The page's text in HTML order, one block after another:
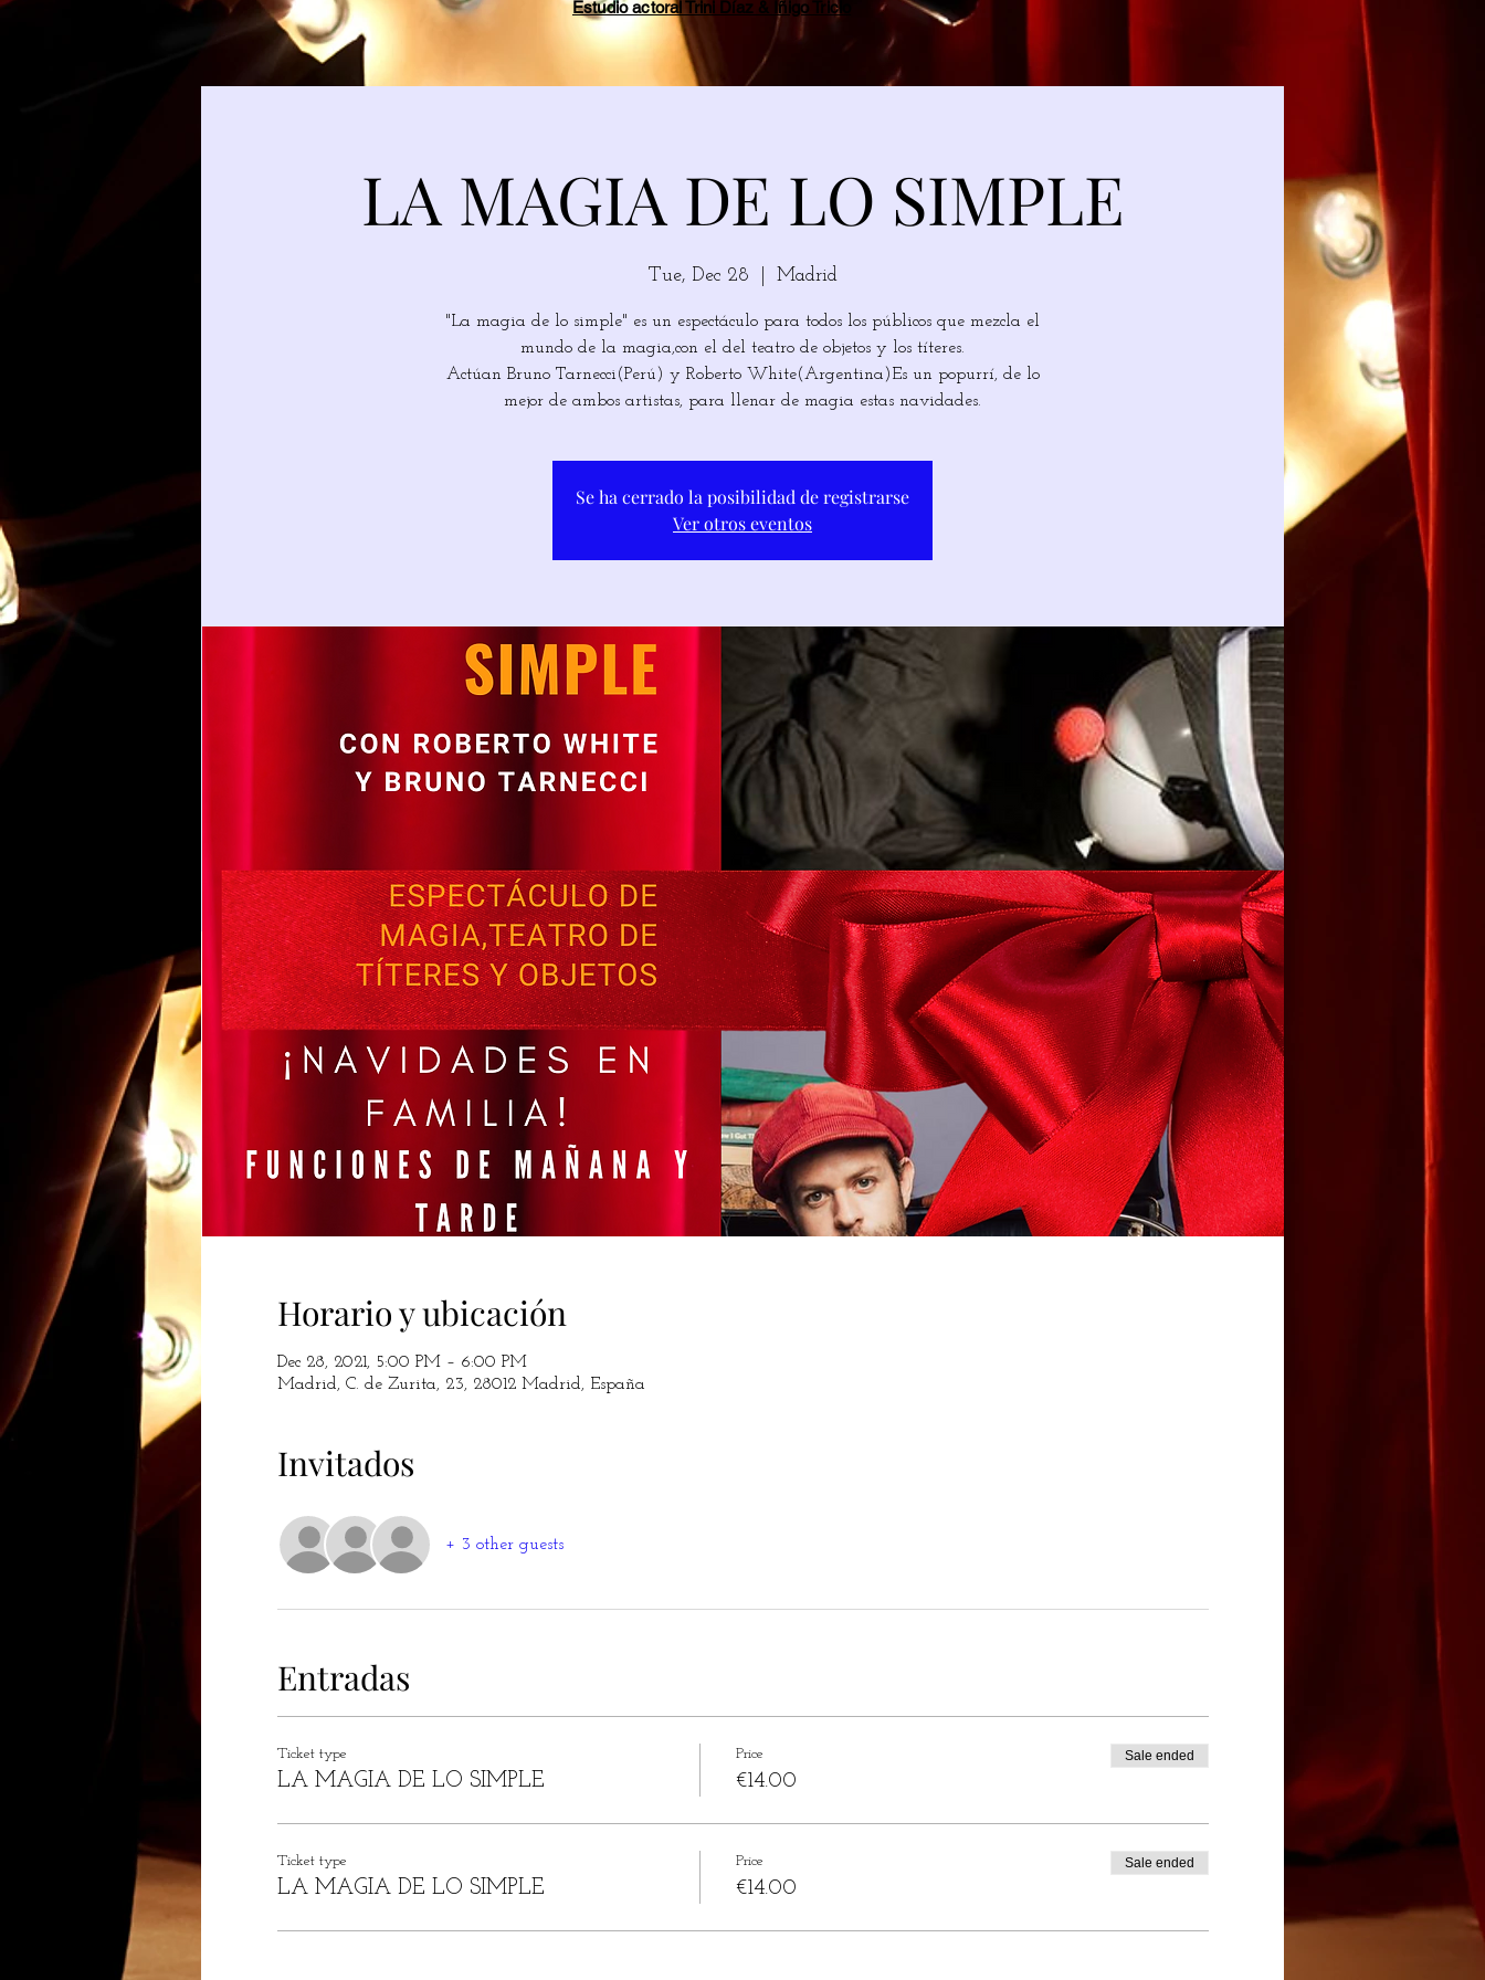
Estudio actoral Trini Díaz & Íñigo Tricio
LA MAGIA DE LO SIMPLE
Tue, Dec 28 Madrid
"La magia de lo simple" es un espectáculo para todos los públicos que mezcla el
mundo de la magia,con el del teatro de objetos y los títeres.
Actúan Bruno Tarnecci(Perú) y Roberto White(Argentina)Es un popurrí, de lo
mejor de ambos artistas, para llenar de magia estas navidades.
Se ha cerrado la posibilidad de registrarse
Ver otros eventos
Horario y ubicación
Dec 28, 2021, 5:00 PM – 6:00 PM
Madrid, C. de Zurita, 23, 28012 Madrid, España
Invitados
+ 3 other guests
Entradas
Ticket type
LA MAGIA DE LO SIMPLE
Price
€14.00
Sale ended
Ticket type
LA MAGIA DE LO SIMPLE
Price
€14.00
Sale ended